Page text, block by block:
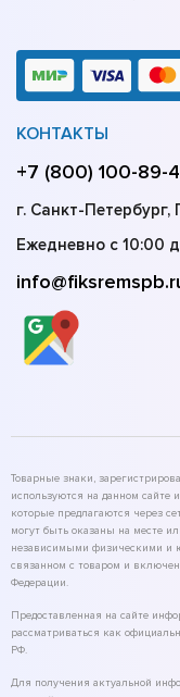
КОНТАКТЫ
+7 (800) 100-89-
г. Санкт-
Ежедневно с 10:00
Товарные знаки,
используются на данном сайте
которые предлагаются через
могут быть оказаны на месте
независимыми физическими и
связанном с товаром и
Федерации.
Предоставленная на сайте
рассматриваться как
РФ.
Для получения актуальной